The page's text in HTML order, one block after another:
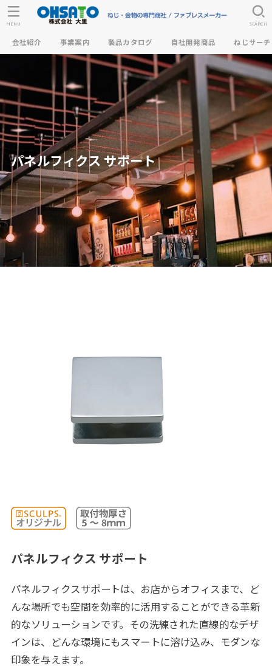
会社紹介 事業案内 製品カタログ 自社開発商品 ねじサーチ
SEARCH
MENU
パネルフィクス サポート
パネルフィクス サポート
パネルフィクスサポートは、お店からオフィスまで、ど
んな場所でも空間を効率的に活用することができる革新
的なソリューションです。その洗練された直線的なデザ
インは、どんな環境にもスマートに溶け込み、モダンな
印象を与えます。